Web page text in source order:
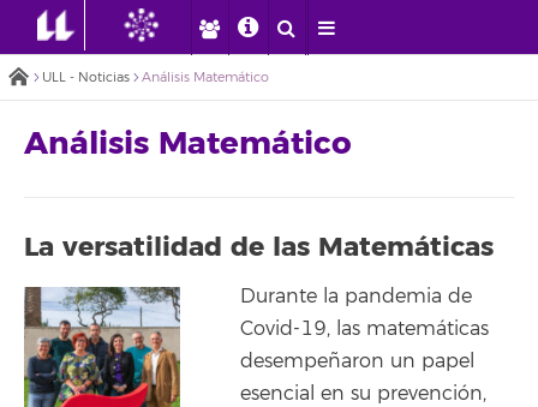
ULL - Noticias Análisis Matemático
Análisis Matemático
La versatilidad de las Matemáticas
Durante la pandemia de
Covid-19, las matemáticas
desempeñaron un papel
esencial en su prevención,